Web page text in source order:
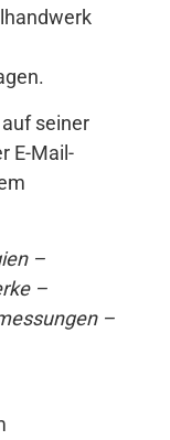
seiner
E-Mail-
–
–
–